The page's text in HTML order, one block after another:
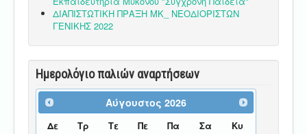
ΔΙΑΠΙΣΤΩΤΙΚΗ ΠΡΑΞΗ ΜΚ_ ΝΕΟΔΙΟΡΙΣΤΩΝ
ΓΕΝΙΚΗΣ 2022
Ημερολόγιο παλιών αναρτήσεων
Αύγουστος 2026
Δε Τρ Τε Πε Πα Σα Κυ